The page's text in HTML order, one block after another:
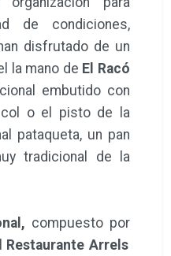
de condiciones,
disfrutado de un
la mano de El Racó
embutido con
col o el pisto de la
pataqueta, un pan
tradicional de la
compuesto por
Restaurante Arrels